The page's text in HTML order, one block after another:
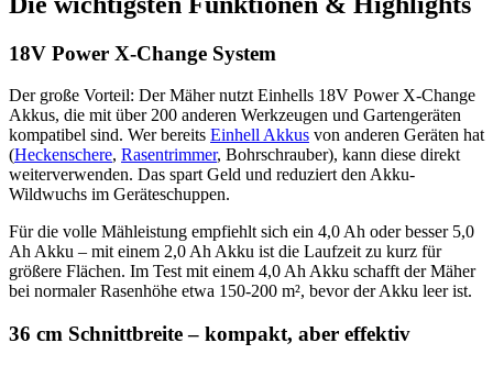
18V Power X-Change System
Der große Vorteil: Der Mäher nutzt Einhells 18V Power X-Change
Akkus, die mit über 200 anderen Werkzeugen und Gartengeräten
kompatibel sind. Wer bereits Einhell Akkus von anderen Geräten hat
(Heckenschere, Rasentrimmer, Bohrschrauber), kann diese direkt
weiterverwenden. Das spart Geld und reduziert den Akku-
Wildwuchs im Geräteschuppen.
Für die volle Mähleistung empfiehlt sich ein 4,0 Ah oder besser 5,0
Ah Akku – mit einem 2,0 Ah Akku ist die Laufzeit zu kurz für
größere Flächen. Im Test mit einem 4,0 Ah Akku schafft der Mäher
bei normaler Rasenhöhe etwa 150-200 m², bevor der Akku leer ist.
36 cm Schnittbreite – kompakt, aber effektiv